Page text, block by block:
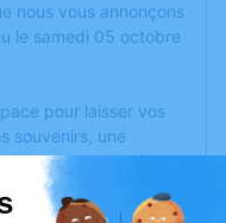
nous vous annonçons
le samedi 05 octobre
pour laisser vos
souvenirs, une
à travers des poèmes
d'expression dédié à